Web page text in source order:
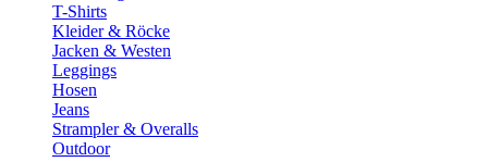
T-Shirts
Kleider & Röcke
Jacken & Westen
Leggings
Hosen
Jeans
Strampler & Overalls
Outdoor